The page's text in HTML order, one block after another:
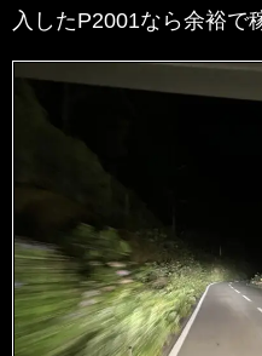
入したP2001なら余裕で